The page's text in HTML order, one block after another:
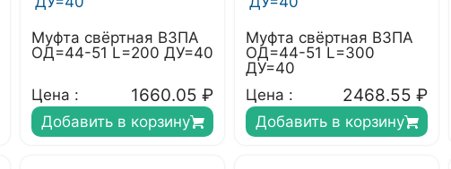
Муфта свёртная ВЗПА
ОД=44-51 L=200 ДУ=40
Цена : 1660.05 ₽
Добавить в корзину
Муфта свёртная ВЗПА
ОД=44-51 L=300
ДУ=40
Цена :
2468.55 ₽
Добавить в корзину